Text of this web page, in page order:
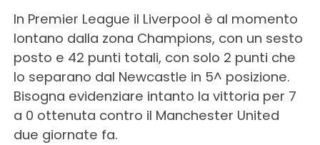
In Premier League il Liverpool è al momento
lontano dalla zona Champions, con un sesto
posto e 42 punti totali, con solo 2 punti che
lo separano dal Newcastle in 5^ posizione.
Bisogna evidenziare intanto la vittoria per 7
a 0 ottenuta contro il Manchester United
due giornate fa.